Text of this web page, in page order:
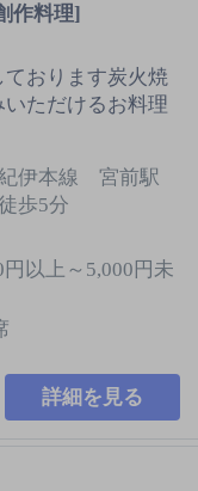
料理]
おります炭火焼
ただけるお料理
紀伊本線 宮前駅
歩5分
円以上～5,000円未
詳細を見る